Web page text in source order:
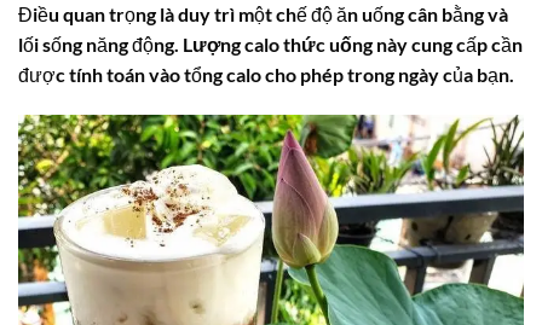
Điều quan trọng là duy trì một chế độ ăn uống cân bằng và
lối sống năng động. Lượng calo thức uốngnày cung cấp cần
được tính toán vào tổng calo cho phép trong ngày của bạn.